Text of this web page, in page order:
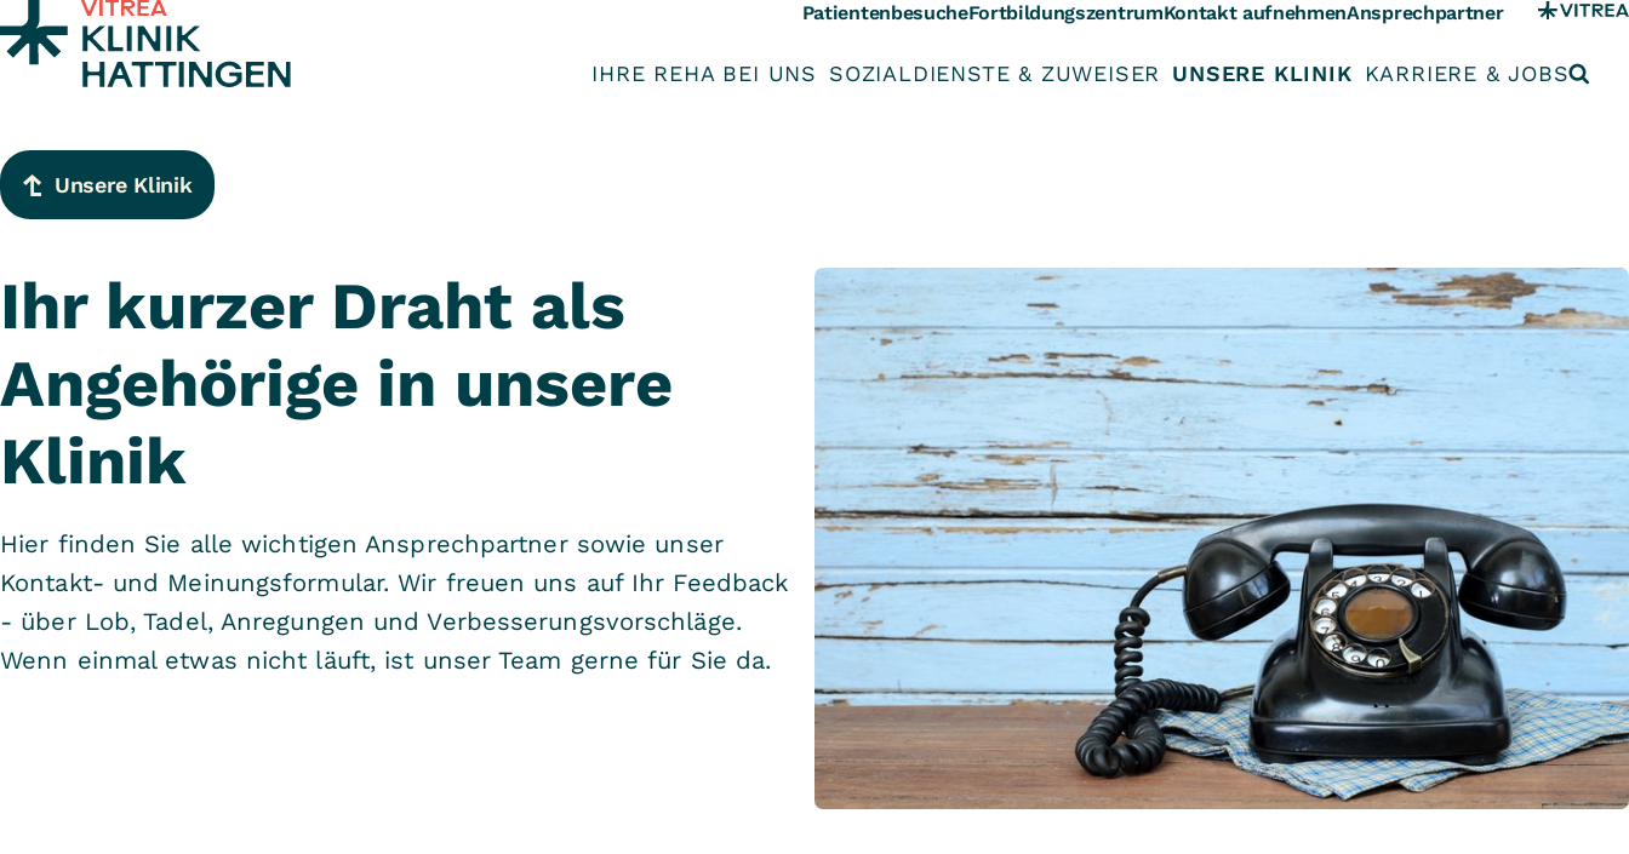
Zum Inhalt springen PatientenbesucheFortbildungszentrumKontakt aufnehmenAnsprechpartner
IHRE REHA BEI UNS SOZIALDIENSTE & ZUWEISER UNSERE KLINIK KARRIERE & JOBS
Unsere Klinik
Ihr kurzer Draht als
Angehörige in unsere
Klinik
Hier finden Sie alle wichtigen Ansprechpartner sowie unser
Kontakt- und Meinungsformular. Wir freuen uns auf Ihr Feedback
- über Lob, Tadel, Anregungen und Verbesserungsvorschläge.
Wenn einmal etwas nicht läuft, ist unser Team gerne für Sie da.